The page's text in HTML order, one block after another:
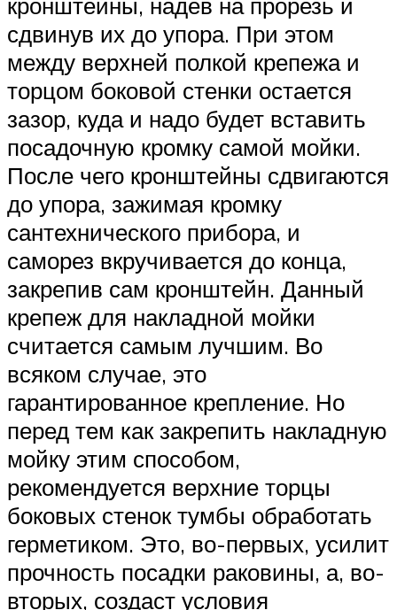
сдвинув их до упора. При этом
между верхней полкой крепежа и
торцом боковой стенки остается
зазор, куда и надо будет вставить
посадочную кромку самой мойки.
После чего кронштейны сдвигаются
до упора, зажимая кромку
сантехнического прибора, и
саморез вкручивается до конца,
закрепив сам кронштейн. Данный
крепеж для накладной мойки
считается самым лучшим. Во
всяком случае, это
гарантированное крепление. Но
перед тем как закрепить накладную
мойку этим способом,
рекомендуется верхние торцы
боковых стенок тумбы обработать
герметиком. Это, во-первых, усилит
прочность посадки раковины, а, во-
вторых, создаст условия